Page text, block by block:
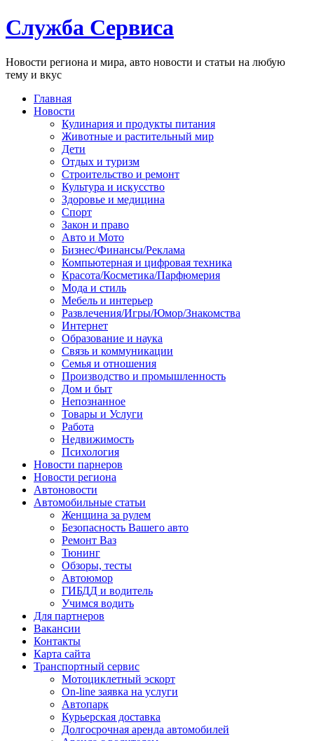
Служба Сервиса
Новости региона и мира, авто новости и статьи на любую
тему и вкус
Главная
Новости
Кулинария и продукты питания
Животные и растительный мир
Дети
Отдых и туризм
Строительство и ремонт
Культура и искусство
Здоровье и медицина
Спорт
Закон и право
Авто и Мото
Бизнес/Финансы/Реклама
Компьютерная и цифровая техника
Красота/Косметика/Парфюмерия
Мода и стиль
Мебель и интерьер
Развлечения/Игры/Юмор/Знакомства
Интернет
Образование и наука
Связь и коммуникации
Семья и отношения
Производство и промышленность
Дом и быт
Непознанное
Товары и Услуги
Работа
Недвижимость
Психология
Новости парнеров
Новости региона
Автоновости
Автомобильные статьи
Женщина за рулем
Безопасность Вашего авто
Ремонт Ваз
Тюнинг
Обзоры, тесты
Автоюмор
ГИБДД и водитель
Учимся водить
Для партнеров
Вакансии
Контакты
Карта сайта
Транспортный сервис
Мотоциклетный эскорт
On-line заявка на услуги
Автопарк
Курьерская доставка
Долгосрочная аренда автомобилей